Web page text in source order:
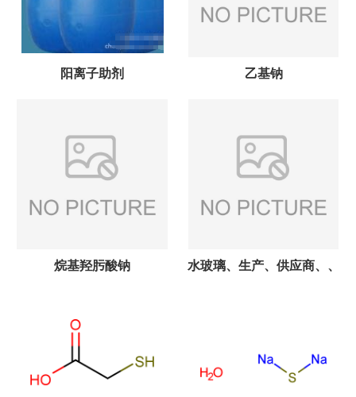
阳离子助剂 乙基钠
烷基羟肟酸钠 水玻璃、生产、供应商、、